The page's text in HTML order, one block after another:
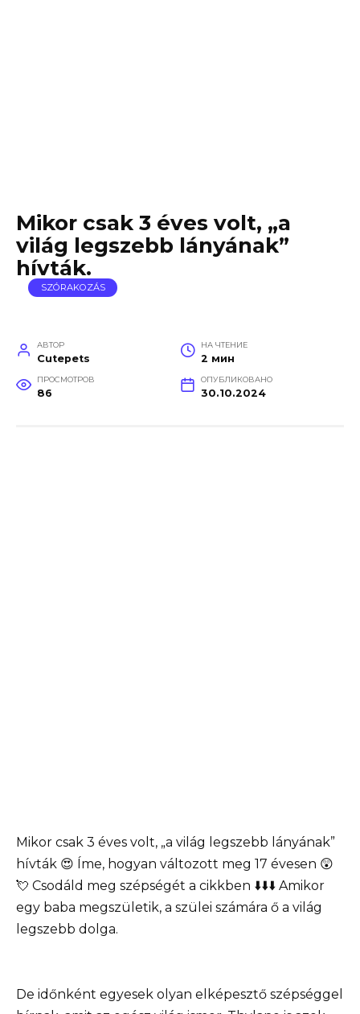
Mikor csak 3 éves volt, „a
világ legszebb lányának”
hívták.
SZÓRAKOZÁS
АВТОР
Cutepets
НА ЧТЕНИЕ
2 мин
ПРОСМОТРОВ
86
ОПУБЛИКОВАНО
30.10.2024
Mikor csak 3 éves volt, „a világ legszebb lányának”
hívták 😍 Íme, hogyan változott meg 17 évesen 😲
💘 Csodáld meg szépségét a cikkben ⬇️⬇️⬇️ Amikor
egy baba megszületik, a szülei számára ő a világ
legszebb dolga.
De időnként egyesek olyan elképesztő szépséggel